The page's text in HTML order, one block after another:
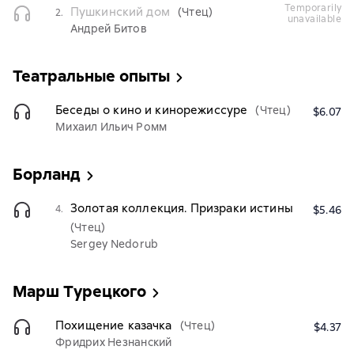
2. Пушкинский дом
(Чтец)
Андрей Битов
temporarily
unavailable
Театральные опыты
Беседы о кино и кинорежиссуре
(Чтец)
Михаил Ильич Ромм
$6.07
Борланд
4. Золотая коллекция. Призраки истины
(Чтец)
Sergey Nedorub
$5.46
Марш Турецкого
Похищение казачка
(Чтец)
Фридрих Незнанский
$4.37